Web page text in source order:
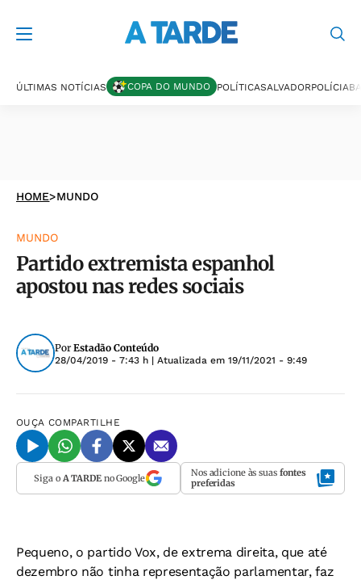
ÚLTIMAS NOTÍCIAS COPA DO MUNDO POLÍTICASALVADORPOLÍCIA
HOME>MUNDO
MUNDO
Partido extremista espanhol
apostou nas redes sociais
Por Estadão Conteúdo
28/04/2019 - 7:43 h | Atualizada em 19/11/2021 - 9:49
OUÇA COMPARTILHE
Siga o A TARDEno Google Nos adicione às suas fontes
preferidas
Pequeno, o partido Vox, de extrema direita, que até
dezembro não tinha representação parlamentar, faz